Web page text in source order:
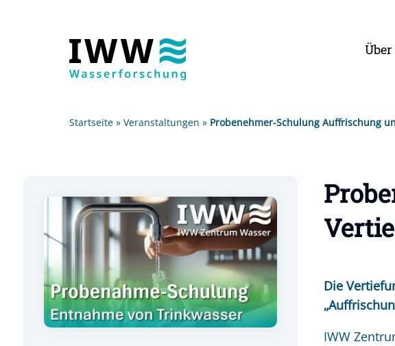
Startseite» Veranstaltungen » Probenehmer-Schulung Auffrischung
Die
IWW